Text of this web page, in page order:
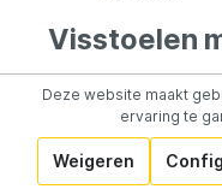
Visstoelen
Bij statisch vissen,
hengelsteun
geïntegreerde
zijn doorgaans
Vandaar dat je er
Deze website maakt
ervaring te
Weigeren